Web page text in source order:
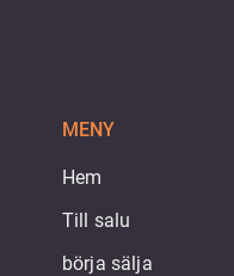
MENY
Hem
Till salu
börja sälja